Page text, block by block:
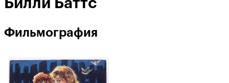
Билли Баттс
Фильмография